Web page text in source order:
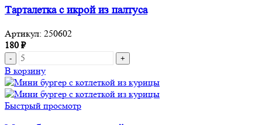
и
красной
икрой
Тарталетка с икрой из палтуса
Артикул: 250602
180 ₽
Количество
товара
Тарталетка
с
икрой
из
В корзину
Быстрый просмотр